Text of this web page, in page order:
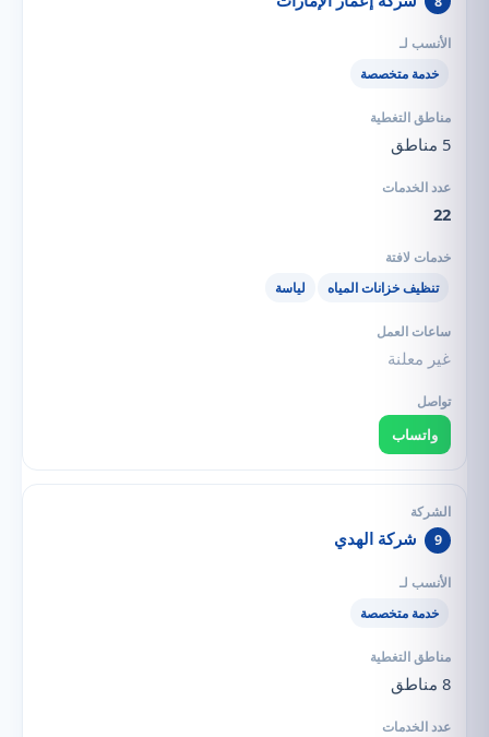
خدمة متخصصة
5 مناطق
22
تنظيف خزانات المياه لياسة
غير معلنة
واتساب
9 شركة الهدي
خدمة متخصصة
8 مناطق